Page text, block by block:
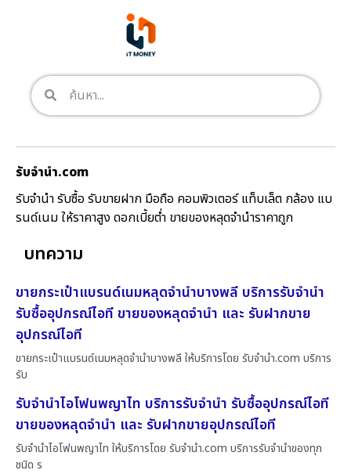
รับจํานํา.com
รับจำนำ รับซื้อ รับขายฝาก มือถือ คอมพิวเตอร์ แท็บเล็ต กล้อง แบ
รนด์เนม ให้ราคาสูง ดอกเบี้ยต่ำ ขายของหลุดจำนำราคาถูก
บทความ
ขายกระเป๋าแบรนด์เนมหลุดจำนำบางพลี บริการรับจำนำ
รับซื้ออุปกรณ์ไอที ขายของหลุดจำนำ และ รับฝากขาย
อุปกรณ์ไอที
ขายกระเป๋าแบรนด์เนมหลุดจำนำบางพลี ให้บริการโดย รับจํานํา.com บริการ
รับ
รับจำนำไอโฟนพญาไท บริการรับจำนำ รับซื้ออุปกรณ์ไอที
ขายของหลุดจำนำ และ รับฝากขายอุปกรณ์ไอที
รับจำนำไอโฟนพญาไท ให้บริการโดย รับจํานํา.com บริการรับจำนำของทุก
ชนิด ร